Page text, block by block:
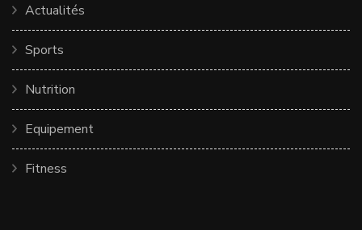
Actualités
Sports
Nutrition
Equipement
Fitness